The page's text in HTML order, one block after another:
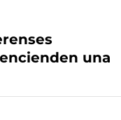
una